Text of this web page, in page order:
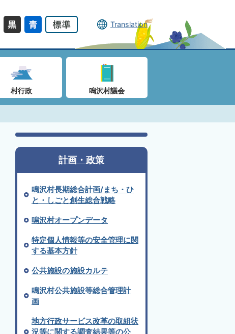
Translation
村行政 鳴沢村議会
計画・政策
鳴沢村長期総合計画/まち・ひ
と・しごと創生総合戦略
鳴沢村オープンデータ
特定個人情報等の安全管理に関
する基本方針
公共施設の施設カルテ
鳴沢村公共施設等総合管理計
画
地方行政サービス改革の取組状
況等に関する調査結果等の公